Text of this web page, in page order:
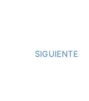
SIGUIENTE